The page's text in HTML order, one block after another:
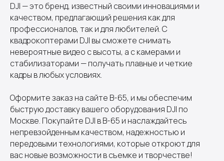
DJI — это бренд, известный своими инновациями и
качеством, предлагающий решения как для
профессионалов, так и для любителей. С
квадрокоптерами DJI вы сможете снимать
невероятные видео с высоты, а с камерами и
стабилизаторами — получать плавные и четкие
кадры в любых условиях.
Оформите заказ на сайте B-65, и мы обеспечим
быструю доставку вашего оборудования DJI по
Москве. Покупайте DJI в B-65 и наслаждайтесь
непревзойденным качеством, надежностью и
передовыми технологиями, которые откроют для
вас новые возможности в съемке и творчестве!